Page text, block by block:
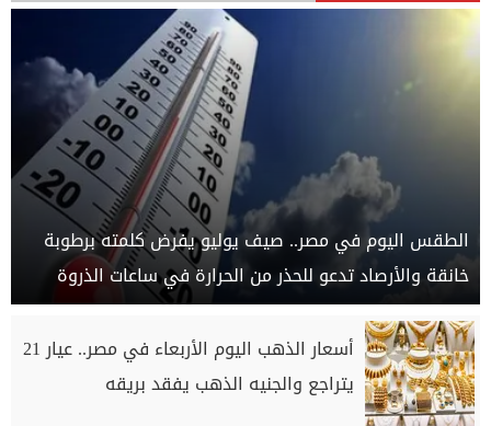
الطقس اليوم في مصر.. صيف يوليو يفرض كلمته برطوبة
خانقة والأرصاد تدعو للحذر من الحرارة في ساعات الذروة
أسعار الذهب اليوم الأربعاء في مصر.. عيار 21
يتراجع والجنيه الذهب يفقد بريقه